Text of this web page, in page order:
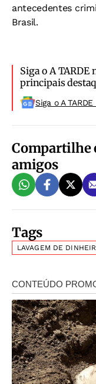
antecedentes
Brasil.
Siga o A TARDE
principais
Siga o A
Compartilhe
amigos
Tags
LAVAGEM DE